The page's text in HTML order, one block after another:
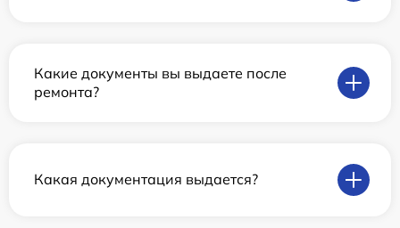
Какие документы вы выдаете после
ремонта?
Какая документация выдается?